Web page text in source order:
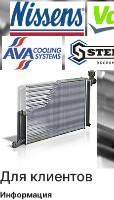
Для клиентов
Информация